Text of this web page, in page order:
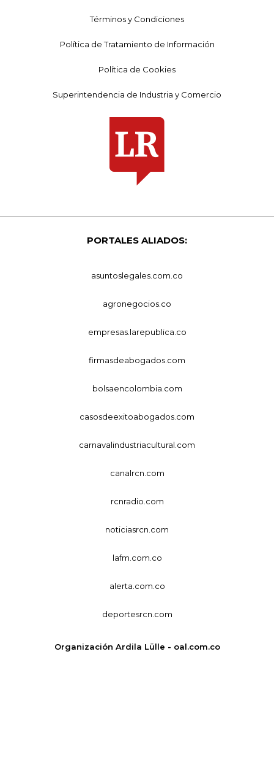
Términos y Condiciones
Política de Tratamiento de Información
Política de Cookies
Superintendencia de Industria y Comercio
PORTALES ALIADOS:
asuntoslegales.com.co
agronegocios.co
empresas.larepublica.co
firmasdeabogados.com
bolsaencolombia.com
casosdeexitoabogados.com
carnavalindustriacultural.com
canalrcn.com
rcnradio.com
noticiasrcn.com
lafm.com.co
alerta.com.co
deportesrcn.com
Organización Ardila Lülle - oal.com.co